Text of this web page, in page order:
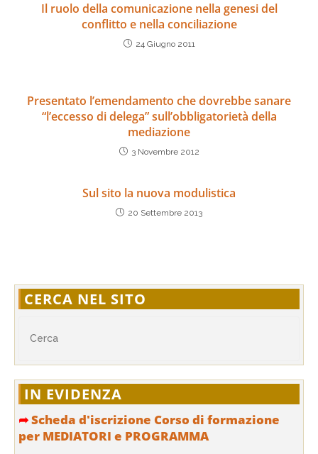
Il ruolo della comunicazione nella genesi del
conflitto e nella conciliazione
24 Giugno 2011
Presentato l’emendamento che dovrebbe sanare
“l’eccesso di delega” sull’obbligatorietà della
mediazione
3 Novembre 2012
Sul sito la nuova modulistica
20 Settembre 2013
CERCA NEL SITO
IN EVIDENZA
➦Scheda d'iscrizione Corso di formazione
per MEDIATORI e PROGRAMMA